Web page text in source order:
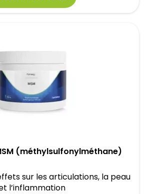
(méthylsulfonylméthane)
sur les articulations, la peau
l’inflammation